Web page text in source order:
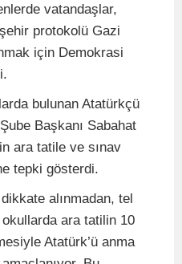
vatandaşlar,
protokolü Gazi
için Demokrasi
bulunan Atatürkçü
Başkanı Sabahat
ara tatile ve sınav
tepki gösterdi.
alınmadan, tel
okullarda ara tatilin 10
Atatürk’ü anma